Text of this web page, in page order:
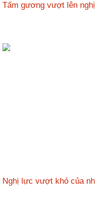
Tấm gương vượt lên
Nghị lực vượt khó của